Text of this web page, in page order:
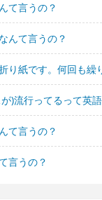
て言うの？
んて言うの？
り紙です。何回も
)流行ってるって英
て言うの？
言うの？